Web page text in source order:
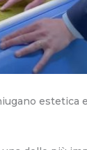
estetica